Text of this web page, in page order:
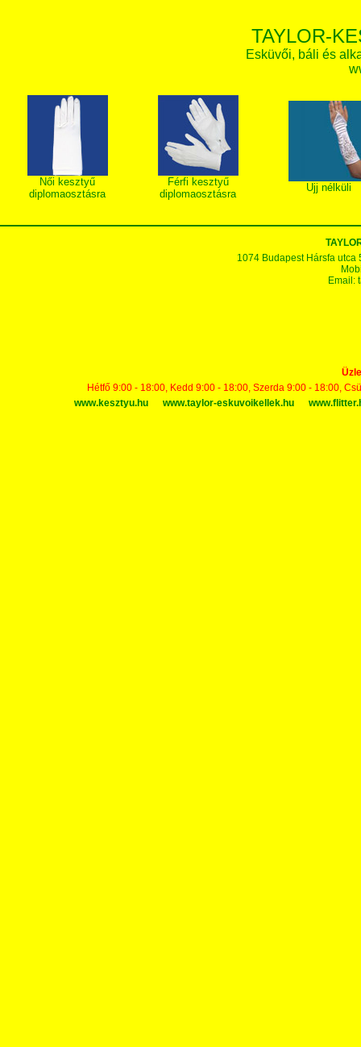
TAYLOR-
Esküvői, báli és
Női kesztyű
diplomaosztásra
Férfi kesztyű
diplomaosztásra
Ujj nélküli
1074 Budapest Hársfa utca
Email:
Hétfő 9:00 - 18:00, Kedd 9:00 - 18:00, Szerda 9:00 - 18:00,
www.kesztyu.hu
www.taylor-eskuvoikellek.hu